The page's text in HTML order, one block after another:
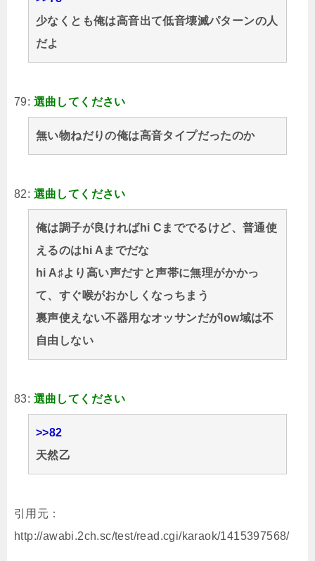
少なくとも俺は高音出て低音壊滅パターンの人
だよ
79: 選曲してください
無い物ねだりの俺は高音タイプだったのか
82: 選曲してください
俺は調子が良ければhi Cまででるけど、普通使
えるのはhi Aまでだな
hi A♯より高い声だすと声帯に無理がかかっ
て、すぐ喉がおかしくなっちまう
裏声使えない不器用なオッサンだがlow域は不
自由しない
83: 選曲してください
>>82
天然乙
引用元：
http://awabi.2ch.sc/test/read.cgi/karaok/1415397568/